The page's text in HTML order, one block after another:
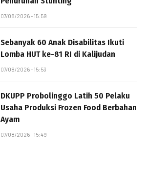
07/08/2026 - 15:59
Sebanyak 60 Anak Disabilitas Ikuti
Lomba HUT ke-81 RI di Kalijudan
07/08/2026 - 15:53
DKUPP Probolinggo Latih 50 Pelaku
Usaha Produksi Frozen Food Berbahan
Ayam
07/08/2026 - 15:49